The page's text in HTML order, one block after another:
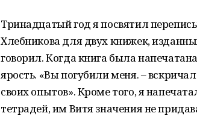
Тринадцатый год я посвятил
Хлебникова для двух книжек,
говорил. Когда книга была
ярость. «Вы погубили меня. –
своих опытов». Кроме того, я
тетрадей, им Витя значения не